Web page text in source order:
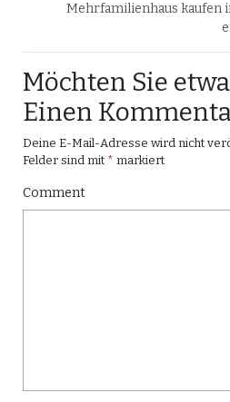
Mehrfamilienhaus kaufen
Möchten Sie
Einen
Deine E-Mail-Adresse wird nicht
Felder sind mit * markiert
Comment